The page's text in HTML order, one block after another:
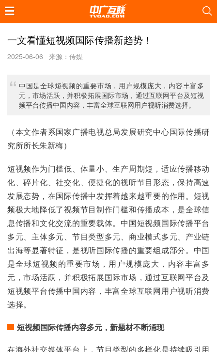
一文看懂短视频国际传播新趋势！
2025-06-06 来源：传媒
中国是全球短视频的重要市场，用户规模庞大，内容丰富多
元，市场活跃，并积极拓展国际市场，通过互联网平台及短视
频平台传播中国内容，丰富全球互联网用户视听消费选择。
（本文作者系国家广播电视总局发展研究中心国际传播研
究所所长朱新梅）
短视频作为门槛低、体量小、生产周期短，适应传播移动
化、碎片化、社交化、便捷化的视听节目形态，保持高速
发展态势，在国际传播中发挥着越来越重要的作用。短视
频极大地降低了视频节目制作门槛和传播成本，是全球信
息传播和文化交流的重要载体。中国短视频国际传播平台
多元、主体多元、节目类型多元、商业模式多元、产业链
出海等显著特征，是视听国际传播的重要组成部分。中国
是全球短视频的重要市场，用户规模庞大，内容丰富多
元，市场活跃，并积极拓展国际市场，通过互联网平台及
短视频平台传播中国内容，丰富全球互联网用户视听消费
选择。
短视频国际传播内容多元，新题材不断涌现
在海外社交媒体平台上，节目类型的多样化是持续吸引用